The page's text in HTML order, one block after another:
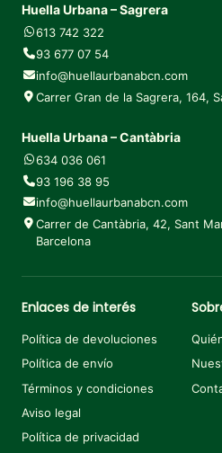
Huella Urbana – Sagrera
613 742 322
93 677 07 54
info@huellaurbanabcn.com
Carrer Gran de la Sagrera, 164,
Huella Urbana – Cantàbria
634 036 061
93 196 38 95
info@huellaurbanabcn.com
Carrer de Cantàbria, 42, Sant
Barcelona
Enlaces de interés
Política de devoluciones
Política de envío
Términos y condiciones
Aviso legal
Política de privacidad